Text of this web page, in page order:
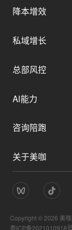
降本增效
数字管理后台
私域增长
私域营销解决方案
总部风控
平台用工解决方案
AI巡店解决方案
AI能力
AI总裁助理
AI服务助理
咨询陪跑
AI数字门店总部
AI数字门店咨询
关于美咖
公司简介
管理团队
Copyright © 2026 美
粤ICP备2021010918号